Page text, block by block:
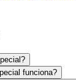
funciona?